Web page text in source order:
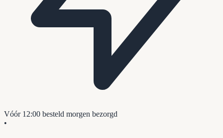
Vóór 12:00 besteld morgen bezorgd
•